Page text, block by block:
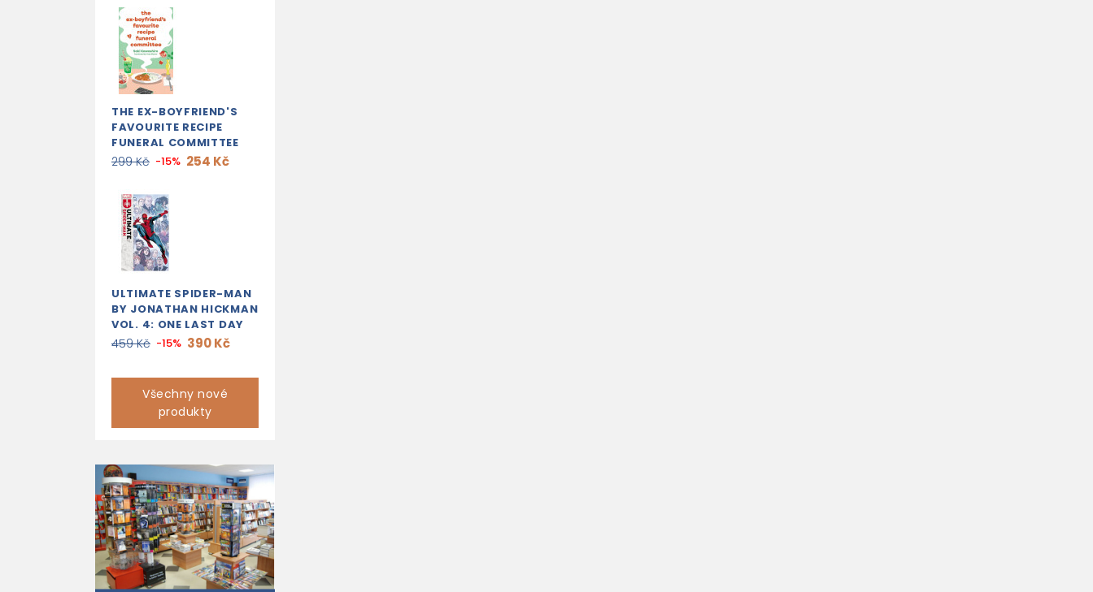
THE EX-BOYFRIEND'S
FAVOURITE RECIPE
FUNERAL COMMITTEE
299 Kč -15% 254 Kč
ULTIMATE SPIDER-MAN
BY JONATHAN HICKMAN
VOL. 4: ONE LAST DAY
459 Kč -15% 390 Kč
Všechny nové
produkty